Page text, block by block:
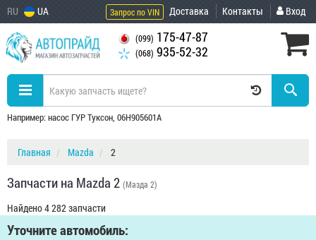
RU UA Запрос по VIN Доставка Контакты Вход
(099) 175-47-87
(068) 935-52-32
Например: насос ГУР Туксон, 06H905601A
Главная Mazda 2
Запчасти на Mazda 2 (Мазда 2)
Найдено 4 282 запчасти
Уточните автомобиль: